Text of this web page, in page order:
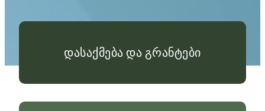
დასაქმება და გრანტები